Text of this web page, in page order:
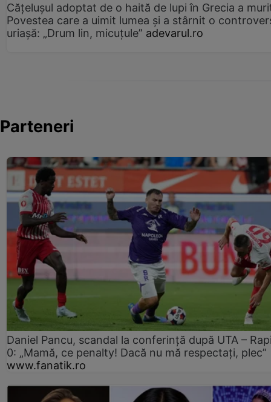
Cățelușul adoptat de o haită de lupi în Grecia a
Povestea care a uimit lumea și a stârnit o
uriașă: „Drum lin, micuțule” adevarul.ro
Parteneri
Daniel Pancu, scandal la conferință după UTA –
0: „Mamă, ce penalty! Dacă nu mă respectați, plec”
www.fanatik.ro